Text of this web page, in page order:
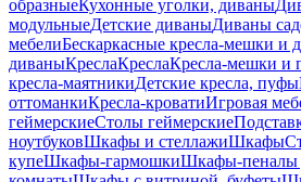
образныеКухонные уголки, диваны
модульныеДетские диваныДиваны
мебелиБескаркасные кресла-мешки и
диваныКреслаКреслаКресла-мешки и
кресла-маятникиДетские кресла, пуфы
оттоманкиКресла-кроватиИгровая
геймерскиеСтолы геймерские
ноутбуковШкафы и стеллажиШкафы
купеШкафы-гармошкиШкафы-пеналы